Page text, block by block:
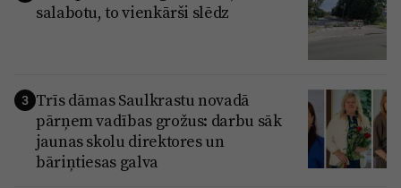
salabotu, to vienkārši slēdz
3 Trīs dāmas Saulkrastu novadā
pārņem vadības grožus: darbu sāk
jaunas skolu direktores un
bāriņtiesas galva